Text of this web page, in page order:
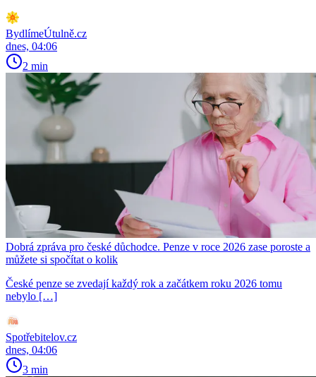
BydlímeÚtulně.cz
dnes, 04:06
2 min
Dobrá zpráva pro české důchodce. Penze v roce 2026 zase poroste a
můžete si spočítat o kolik
České penze se zvedají každý rok a začátkem roku 2026 tomu
nebylo […]
Spotřebitelov.cz
dnes, 04:06
3 min